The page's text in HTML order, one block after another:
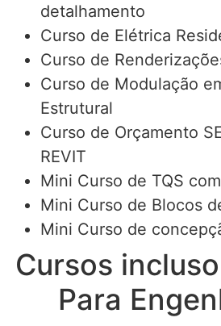
detalhamento
Curso de Elétrica
Curso de
Curso de Modulação
Estrutural
Curso de Orçamento
REVIT
Mini Curso de TQS
Mini Curso de Blocos
Mini Curso de
Cursos
Para